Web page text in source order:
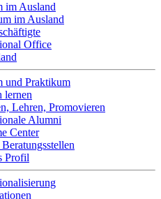
im Ausland
im Ausland
Office
und Praktikum
lernen
Lehren, Promovieren
Alumni
Center
Profil